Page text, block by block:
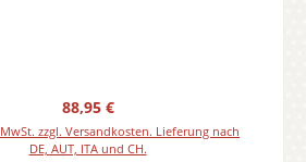
Regulärer Preis:
88,95 €
zzgl. Versandkosten. Lieferung nach
DE, AUT, ITA und CH.